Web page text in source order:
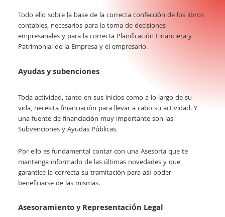
Todo ello sobre la base de la correcta confección de los libros
contables, necesarios para la toma de decisiones
empresariales y para la correcta Planificación Financiera y
Patrimonial de la Empresa y el empresario.
Ayudas y subenciones
Toda actividad, tanto en sus inicios como a lo largo de su
vida, necesita financiación para llevar a cabo su actividad. Y
una fuente de financiación muy importante son las
Subvenciones y Ayudas Públicas.
Por ello es fundamental contar con una Asesoría que te
mantenga informado de las últimas novedades y que
garantice la correcta su tramitación para así poder
beneficiarse de las mismas.
Asesoramiento y Representación Legal